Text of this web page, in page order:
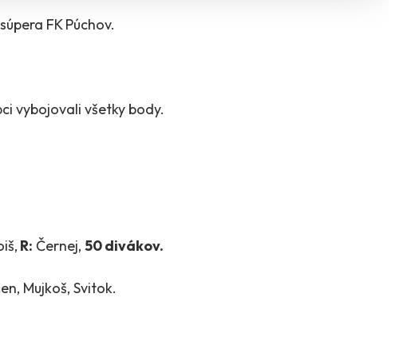
FK Púchov.
vybojovali všetky body.
R: Černej, 50 divákov.
Mujkoš, Svitok.